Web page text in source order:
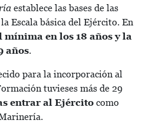
establece las bases de las
Escala básica del Ejército. En
mínima en los 18 años y la
años.
para la incorporación al
tuvieses más de 29
entrar al Ejército como